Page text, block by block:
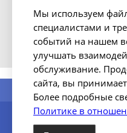
Мы используем
специалистами и
событий на нашем
улучшать
обслуживание.
сайта, вы
Более подробные
Политике в